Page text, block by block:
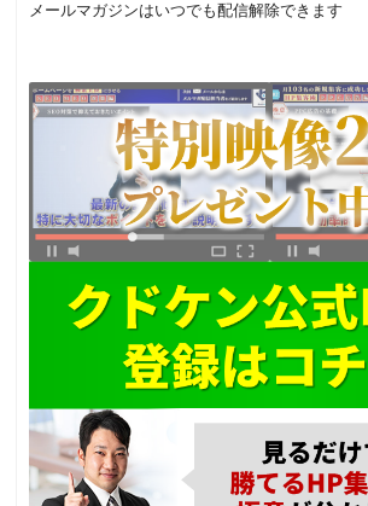
メールマガジンはいつでも配信解除できます